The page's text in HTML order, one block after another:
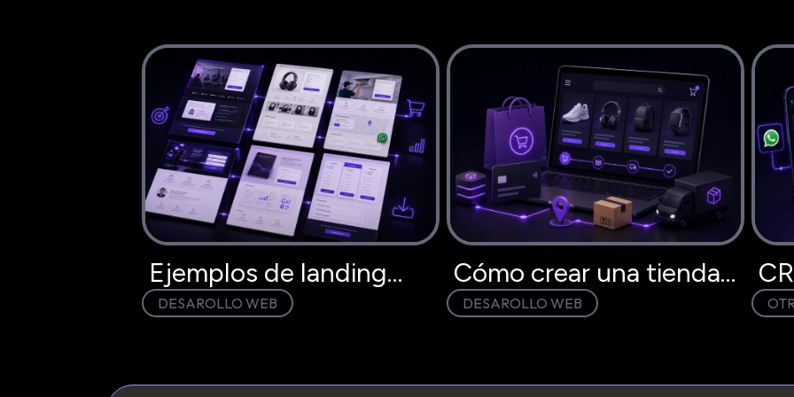
Ejemplos de landing
page que convierten: 6
DESAROLLO WEB
Cómo crear una tienda
virtual en Perú paso a
DESAROLLO WEB